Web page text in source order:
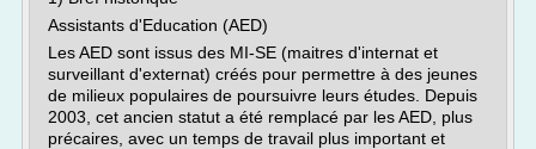
Assistants d'Education (AED)
Les AED sont issus des MI-SE (maitres d'internat et
surveillant d'externat) créés pour permettre à des jeunes
de milieux populaires de poursuivre leurs études. Depuis
2003, cet ancien statut a été remplacé par les AED, plus
précaires, avec un temps de travail plus important et